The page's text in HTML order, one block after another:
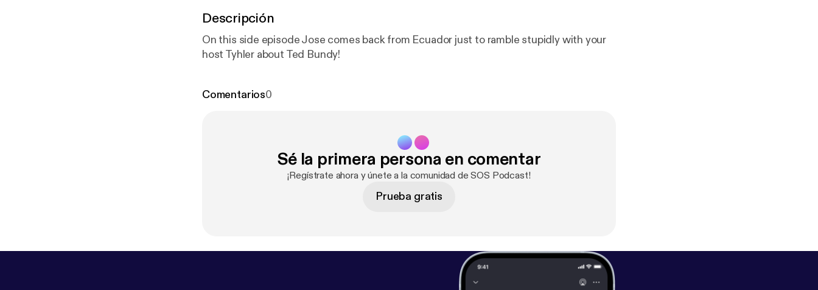
Descripción
On this side episode Jose comes back from Ecuador just to ramble stupidly with your
host Tyhler about Ted Bundy!
Comentarios0
Sé la primera persona en comentar
¡Regístrate ahora y únete a la comunidad de SOS Podcast!
Prueba gratis